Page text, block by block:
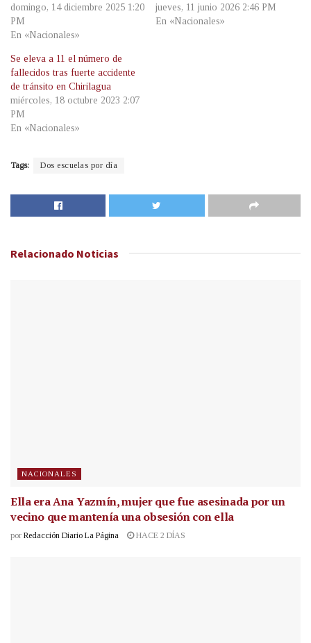
domingo, 14 diciembre 2025 1:20
PM
En «Nacionales»
jueves, 11 junio 2026 2:46 PM
En «Nacionales»
Se eleva a 11 el número de
fallecidos tras fuerte accidente
de tránsito en Chirilagua
miércoles, 18 octubre 2023 2:07
PM
En «Nacionales»
Tags: Dos escuelas por día
Relacionado Noticias
NACIONALES
Ella era Ana Yazmín, mujer que fue asesinada por un
vecino que mantenía una obsesión con ella
por Redacción Diario La Página HACE 2 DÍAS